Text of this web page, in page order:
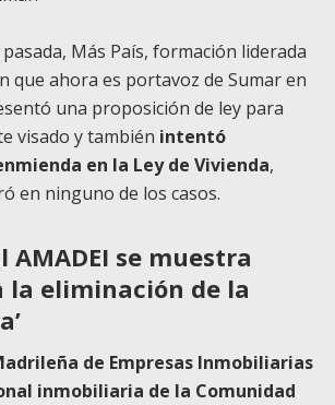
Más País, formación liderada
que ahora es portavoz de Sumar en
una proposición de ley para
visado y también intentó
en la Ley de Vivienda,
en ninguno de los casos.
AMADEI se muestra
la eliminación de la
de Empresas Inmobiliarias
inmobiliaria de la Comunidad